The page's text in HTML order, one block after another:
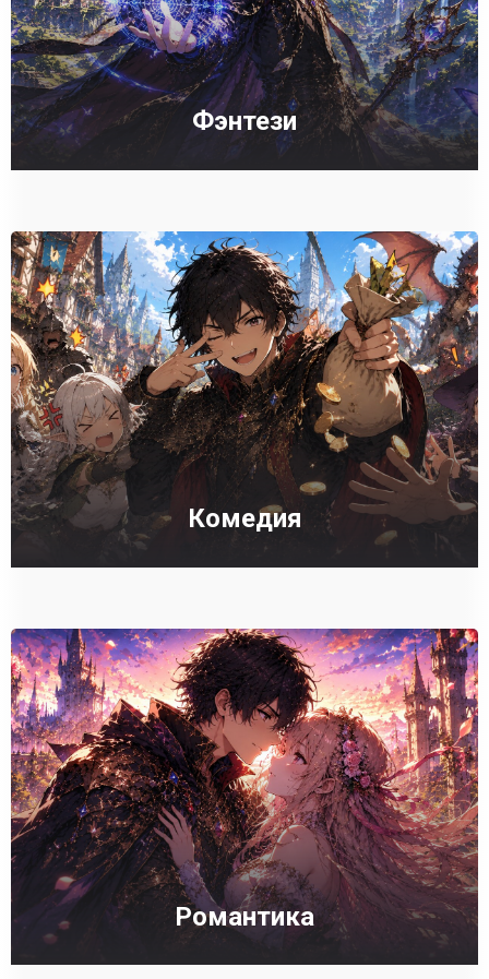
Фэнтези
Комедия
Романтика